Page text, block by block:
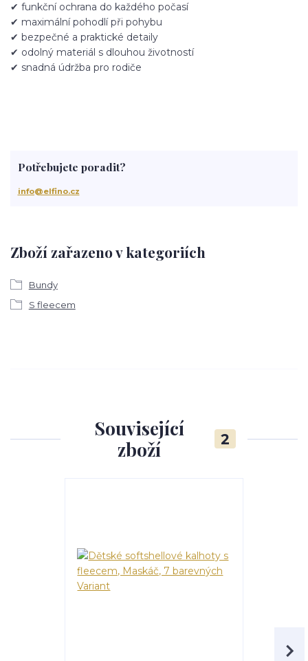
✔ funkční ochrana do každého počasí
✔ maximální pohodlí při pohybu
✔ bezpečné a praktické detaily
✔ odolný materiál s dlouhou životností
✔ snadná údržba pro rodiče
Zboží zařazeno v kategoriích
Bundy
S fleecem
Potřebujete poradit?
info@elfino.cz
Související
zboží
2